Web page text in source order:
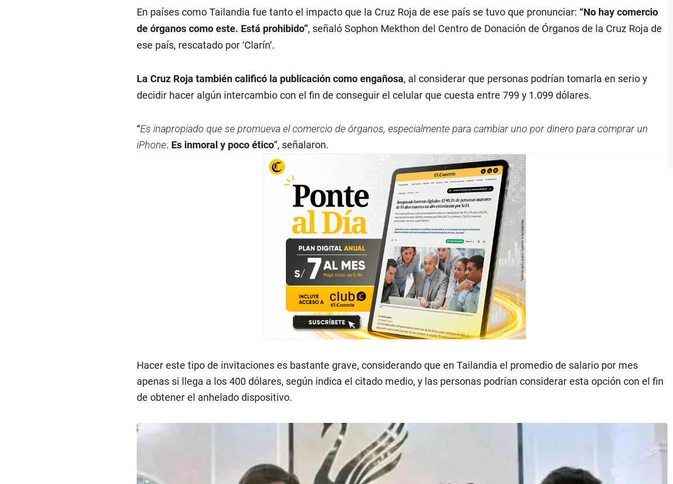
En países como Tailandia fue tanto el impacto que la Cruz Roja de ese país se tuvo que pronunciar: “No hay comercio
de órganos como este. Está prohibido”, señaló Sophon Mekthon del Centro de Donación de Órganos de la Cruz Roja de
ese país, rescatado por ‘Clarín’.
La Cruz Roja también calificó la publicación como engañosa, al considerar que personas podrían tomarla en serio y
decidir hacer algún intercambio con el fin de conseguir el celular que cuesta entre 799 y 1.099 dólares.
“Es inapropiado que se promueva el comercio de órganos, especialmente para cambiar uno por dinero para comprar un
iPhone. Es inmoral y poco ético”, señalaron.
Hacer este tipo de invitaciones es bastante grave, considerando que en Tailandia el promedio de salario por mes
apenas si llega a los 400 dólares, según indica el citado medio, y las personas podrían considerar esta opción con el fin
de obtener el anhelado dispositivo.